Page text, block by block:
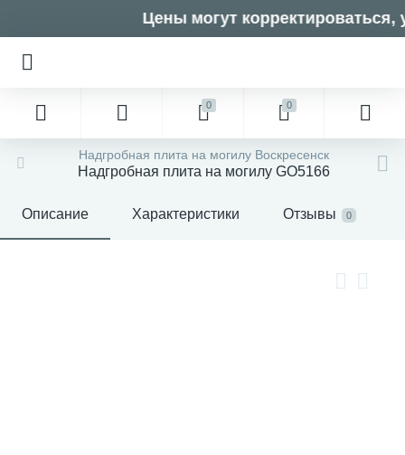
Цены могут корректироваться,
0 0
Надгробная плита на могилу Воскресенск
Надгробная плита на могилу GO5166
Описание Характеристики Отзывы 0